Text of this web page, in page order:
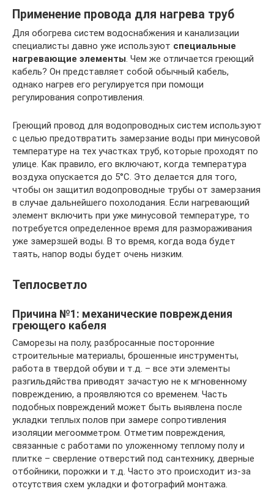
Применение провода для нагрева труб
Для обогрева систем водоснабжения и канализации
специалисты давно уже используют специальные
нагревающие элементы. Чем же отличается греющий
кабель? Он представляет собой обычный кабель,
однако нагрев его регулируется при помощи
регулирования сопротивления.
Греющий провод для водопроводных систем используют
с целью предотвратить замерзание воды при минусовой
температуре на тех участках труб, которые проходят по
улице. Как правило, его включают, когда температура
воздуха опускается до 5°С. Это делается для того,
чтобы он защитил водопроводные трубы от замерзания
в случае дальнейшего похолодания. Если нагревающий
элемент включить при уже минусовой температуре, то
потребуется определенное время для размораживания
уже замерзшей воды. В то время, когда вода будет
таять, напор воды будет очень низким.
Теплосветло
Причина №1: механические повреждения
греющего кабеля
Саморезы на полу, разбросанные посторонние
строительные материалы, брошенные инструменты,
работа в твердой обуви и т.д. – все эти элементы
разгильдяйства приводят зачастую не к мгновенному
повреждению, а проявляются со временем. Часть
подобных повреждений может быть выявлена после
укладки теплых полов при замере сопротивления
изоляции мегоомметром. Отметим повреждения,
связанные с работами по уложенному теплому полу и
плитке – сверление отверстий под сантехнику, дверные
отбойники, порожки и т.д. Часто это происходит из-за
отсутствия схем укладки и фотографий монтажа.